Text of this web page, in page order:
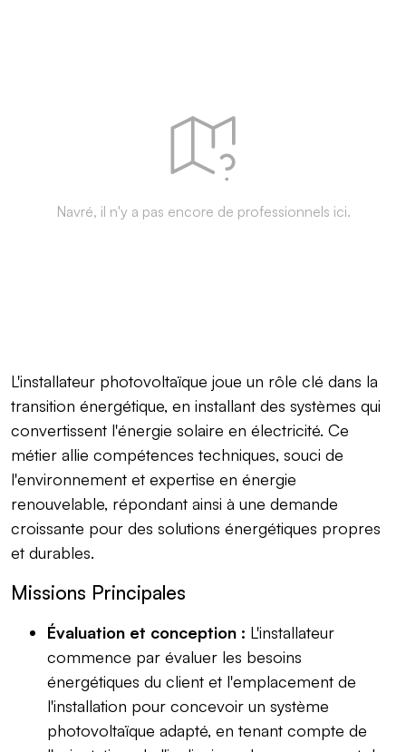
Navré, il n'y a pas encore de professionnels ici.
L'installateur photovoltaïque joue un rôle clé dans la
transition énergétique, en installant des systèmes qui
convertissent l'énergie solaire en électricité. Ce
métier allie compétences techniques, souci de
l'environnement et expertise en énergie
renouvelable, répondant ainsi à une demande
croissante pour des solutions énergétiques propres
et durables.
Missions Principales
Évaluation et conception : L'installateur
commence par évaluer les besoins
énergétiques du client et l'emplacement de
l'installation pour concevoir un système
photovoltaïque adapté, en tenant compte de